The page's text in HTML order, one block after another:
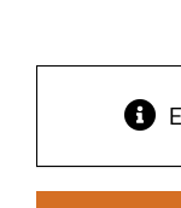
Acesso à